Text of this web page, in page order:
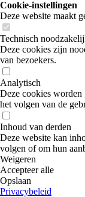
Cookie-instellingen
Deze website maakt
Technisch
Deze cookies zijn
van bezoekers.
Analytisch
Deze cookies worden
het volgen van de
Inhoud van derden
Deze website kan
volgen of om hun
Weigeren
Accepteer alle
Opslaan
Privacybeleid